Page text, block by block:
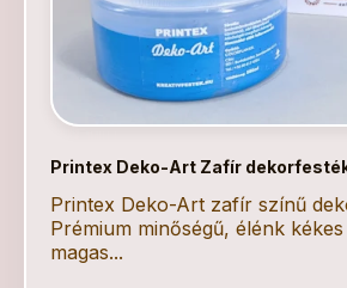
Printex Deko-Art Zafír
Printex Deko-Art zafír színű
Prémium minőségű, élénk
magas...